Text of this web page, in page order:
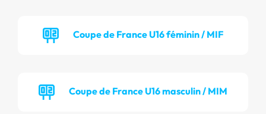
Coupe de France U16 féminin / MIF
Coupe de France U16 masculin / MIM